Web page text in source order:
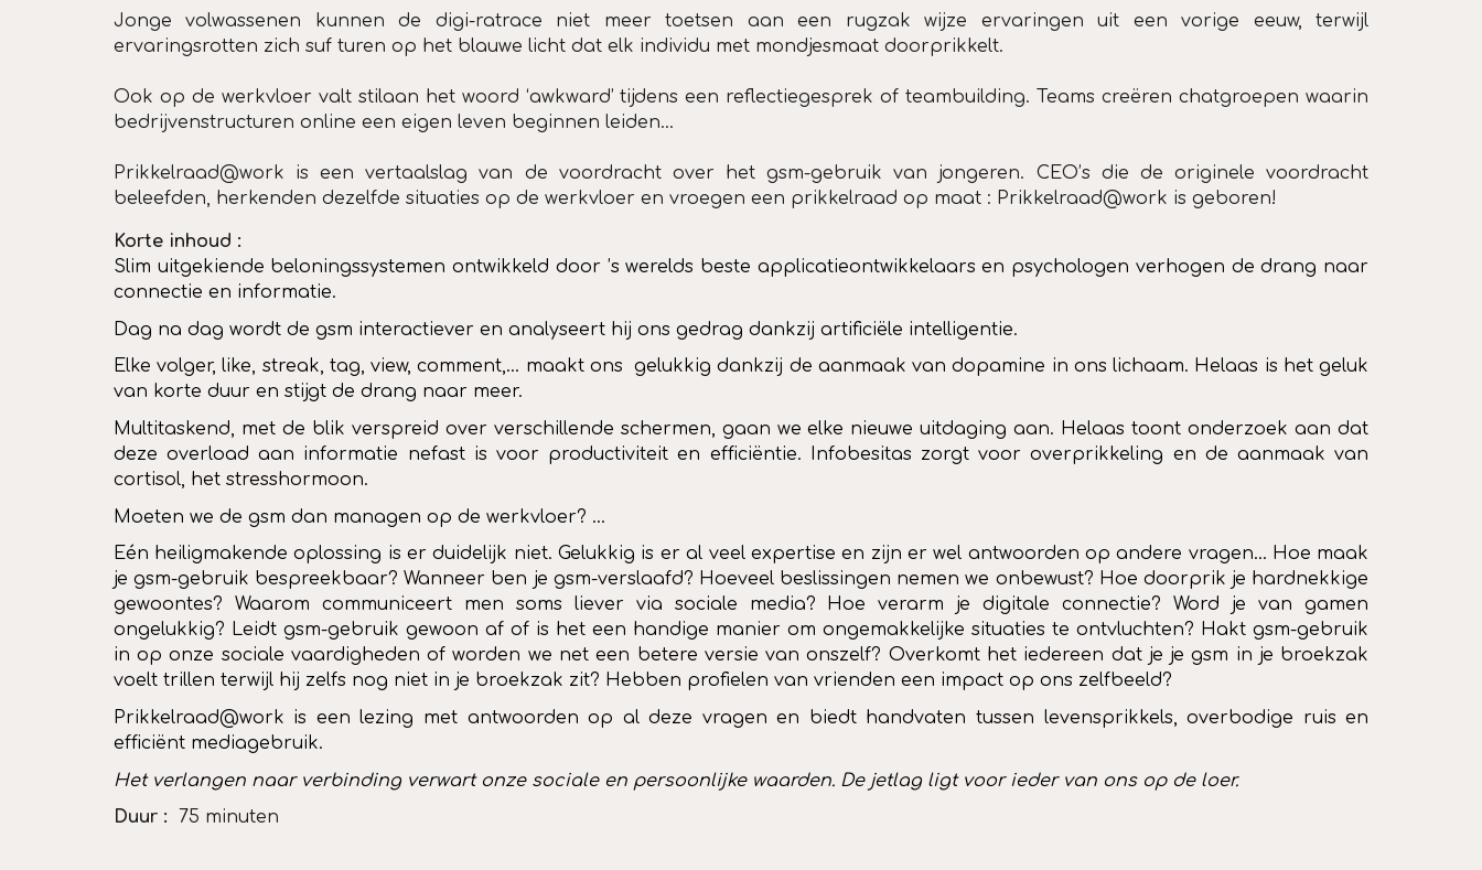
Jonge volwassenen kunnen de digi-ratrace niet meer toetsen aan een rugzak wijze ervaringen uit een vorige eeuw, terwijl
ervaringsrotten zich suf turen op het blauwe licht dat elk individu met mondjesmaat doorprikkelt.
Ook op de werkvloer valt stilaan het woord ‘awkward’ tijdens een reflectiegesprek of teambuilding. Teams creëren chatgroepen waarin
bedrijvenstructuren online een eigen leven beginnen leiden...
Prikkelraad@work is een vertaalslag van de voordracht over het gsm-gebruik van jongeren. CEO’s die de originele voordracht
beleefden, herkenden dezelfde situaties op de werkvloer en vroegen een prikkelraad op maat : Prikkelraad@work is geboren!
Korte inhoud :
Slim uitgekiende beloningssystemen ontwikkeld door ’s werelds beste applicatieontwikkelaars en psychologen verhogen de drang naar
connectie en informatie.
Dag na dag wordt de gsm interactiever en analyseert hij ons gedrag dankzij artificiële intelligentie.
Elke volger, like, streak, tag, view, comment,… maakt ons gelukkig dankzij de aanmaak van dopamine in ons lichaam. Helaas is het geluk
van korte duur en stijgt de drang naar meer.
Multitaskend, met de blik verspreid over verschillende schermen, gaan we elke nieuwe uitdaging aan. Helaas toont onderzoek aan dat
deze overload aan informatie nefast is voor productiviteit en efficiëntie. Infobesitas zorgt voor overprikkeling en de aanmaak van
cortisol, het stresshormoon.
Moeten we de gsm dan managen op de werkvloer? …
Eén heiligmakende oplossing is er duidelijk niet. Gelukkig is er al veel expertise en zijn er wel antwoorden op andere vragen… Hoe maak
je gsm-gebruik bespreekbaar? Wanneer ben je gsm-verslaafd? Hoeveel beslissingen nemen we onbewust? Hoe doorprik je hardnekkige
gewoontes? Waarom communiceert men soms liever via sociale media? Hoe verarm je digitale connectie? Word je van gamen
ongelukkig? Leidt gsm-gebruik gewoon af of is het een handige manier om ongemakkelijke situaties te ontvluchten? Hakt gsm-gebruik
in op onze sociale vaardigheden of worden we net een betere versie van onszelf? Overkomt het iedereen dat je je gsm in je broekzak
voelt trillen terwijl hij zelfs nog niet in je broekzak zit? Hebben profielen van vrienden een impact op ons zelfbeeld?
Prikkelraad@work is een lezing met antwoorden op al deze vragen en biedt handvaten tussen levensprikkels, overbodige ruis en
efficiënt mediagebruik.
Het verlangen naar verbinding verwart onze sociale en persoonlijke waarden. De jetlag ligt voor ieder van ons op de loer.
Duur : 75 minuten